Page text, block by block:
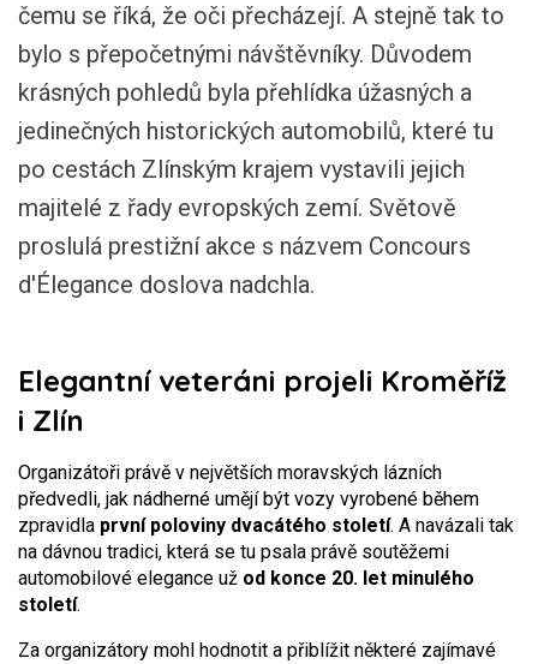
čemu se říká, že oči přecházejí. A stejně tak to
bylo s přepočetnými návštěvníky. Důvodem
krásných pohledů byla přehlídka úžasných a
jedinečných historických automobilů, které tu
po cestách Zlínským krajem vystavili jejich
majitelé z řady evropských zemí. Světově
proslulá prestižní akce s názvem Concours
d'Élegance doslova nadchla.
Elegantní veteráni projeli Kroměříž
i Zlín
Organizátoři právě v největších moravských lázních
předvedli, jak nádherné umějí být vozy vyrobené během
zpravidla první poloviny dvacátého století. A navázali tak
na dávnou tradici, která se tu psala právě soutěžemi
automobilové elegance už od konce 20. let minulého
století.
Za organizátory mohl hodnotit a přiblížit některé zajímavé